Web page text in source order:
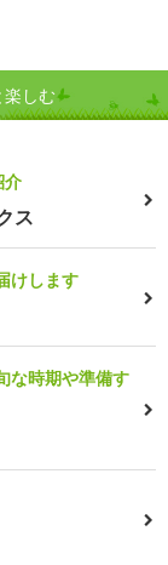
楽しむ
介
ス
けします
な時期や準備す